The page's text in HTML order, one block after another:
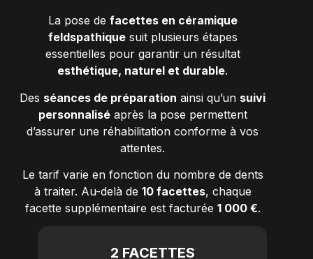
La pose de facettes en céramique
feldspathiquesuit plusieurs étapes
essentielles pour garantir un résultat
esthétique, naturel et durable.
Des séances de préparation ainsi qu’un suivi
personnaliséaprès la pose permettent
d’assurer une réhabilitation conforme à vos
attentes.
Le tarif varie en fonction du nombre de dents
à traiter. Au-delà de 10 facettes, chaque
facette supplémentaire est facturée 1 000 €.
2 FACETTES